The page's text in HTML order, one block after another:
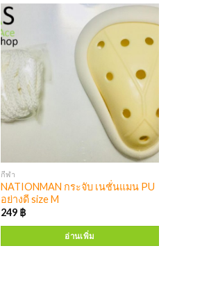
กีฬา
NATIONMAN กระจับ เนชั่นแมน PU
อย่างดี size M
249 ฿
อ่านเพิ่ม